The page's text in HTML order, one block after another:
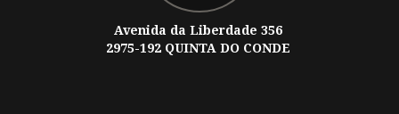
Avenida da Liberdade 356
2975-192 QUINTA DO CONDE